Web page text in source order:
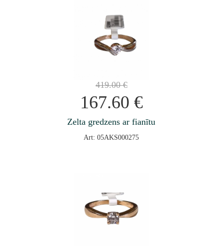
419.00€
167.60 €
Zelta gredzens ar fianītu
Art: 05AKS000275